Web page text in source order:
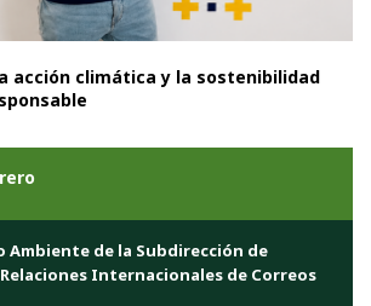
acción climática y la sostenibilidad
Ambiente de la Subdirección de
Internacionales de Correos